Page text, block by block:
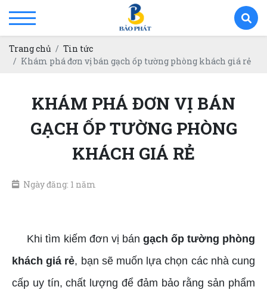
Trang chủ
Tin tức
Khám phá đơn vị bán gạch ốp tường phòng khách giá rẻ
KHÁM PHÁ ĐƠN VỊ BÁN
GẠCH ỐP TƯỜNG PHÒNG
KHÁCH GIÁ RẺ
Ngày đăng: 1 năm
Khi tìm kiếm đơn vị bán gạch ốp tường phòng
khách giá rẻ, bạn sẽ muốn lựa chọn các nhà cung
cấp uy tín, chất lượng để đảm bảo rằng sản phẩm